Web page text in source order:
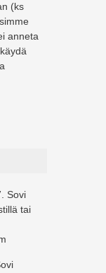
(ks
anneta
Sovi
tai